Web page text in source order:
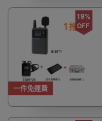
一件免運費
19%
OFF